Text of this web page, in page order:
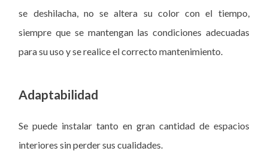
se deshilacha, no se altera su color con el tiempo,
siempre que se mantengan las condiciones adecuadas
para su uso y se realice el correcto mantenimiento.
Adaptabilidad
Se puede instalar tanto en gran cantidad de espacios
interiores sin perder sus cualidades.